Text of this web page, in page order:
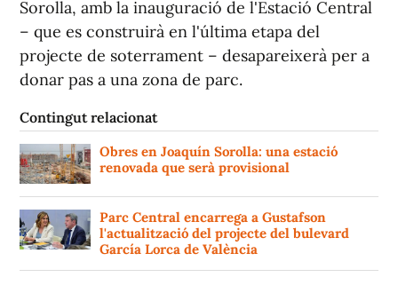
Sorolla, amb la inauguració de l'Estació Central
– que es construirà en l'última etapa del
projecte de soterrament – desapareixerà per a
donar pas a una zona de parc.
Contingut relacionat
Obres en Joaquín Sorolla: una estació
renovada que serà provisional
Parc Central encarrega a Gustafson
l'actualització del projecte del bulevard
García Lorca de València